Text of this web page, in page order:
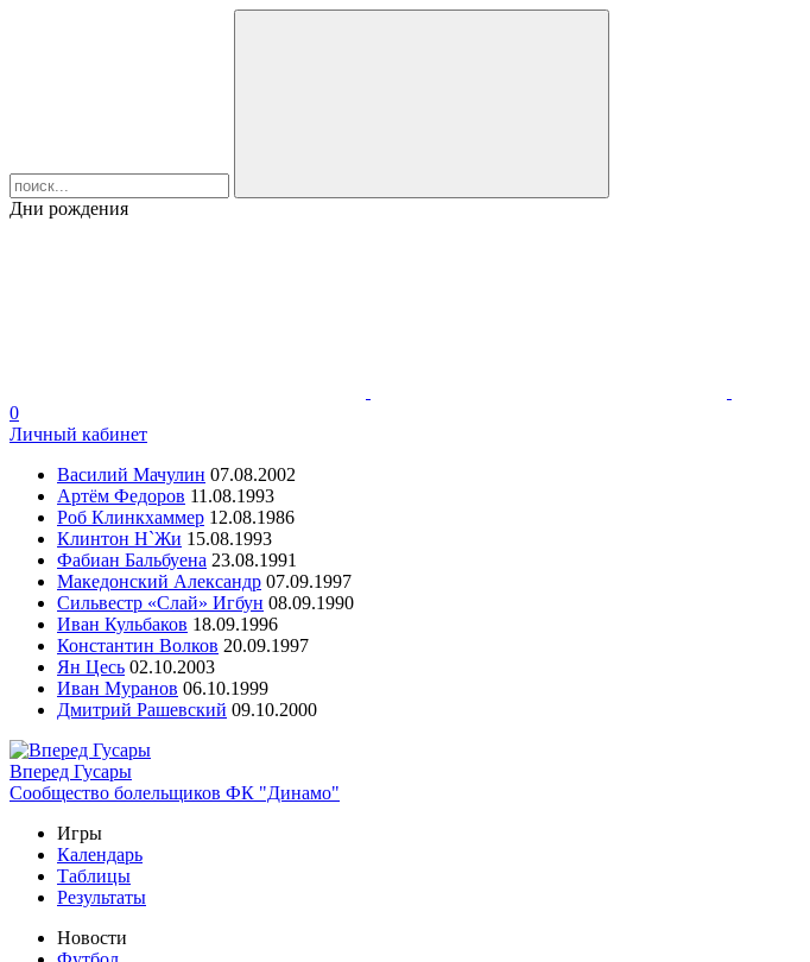
Дни рождения
0
Личный кабинет
Василий Мачулин 07.08.2002
Артём Федоров 11.08.1993
Роб Клинкхаммер 12.08.1986
Клинтон Н`Жи 15.08.1993
Фабиан Бальбуена 23.08.1991
Македонский Александр 07.09.1997
Сильвестр «Слай» Игбун 08.09.1990
Иван Кульбаков 18.09.1996
Константин Волков 20.09.1997
Ян Цесь 02.10.2003
Иван Муранов 06.10.1999
Дмитрий Рашевский 09.10.2000
Вперед Гусары
Сообщество болельщиков ФК "Динамо"
Игры
Календарь
Таблицы
Результаты
Новости